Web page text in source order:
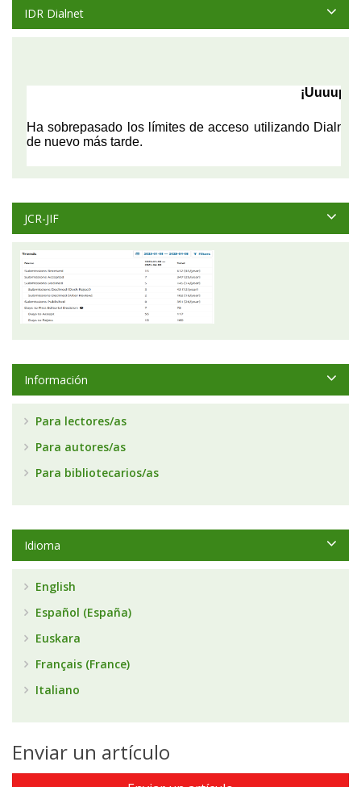
IDR Dialnet
JCR-JIF
Información
Para lectores/as
Para autores/as
Para bibliotecarios/as
Idioma
English
Español (España)
Euskara
Français (France)
Italiano
Enviar un artículo